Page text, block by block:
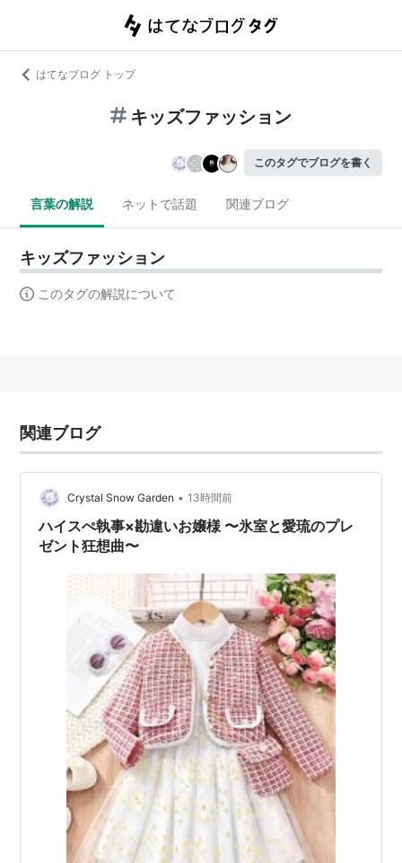
はてなブログ トップ
キッズファッション
このタグでブログを書く
言葉の解説 ネットで話題 関連ブログ
キッズファッション
このタグの解説について
関連ブログ
Crystal Snow Garden • 13時間前
ハイスぺ執事×勘違いお嬢様 〜氷室と愛琉のプレ
ゼント狂想曲〜